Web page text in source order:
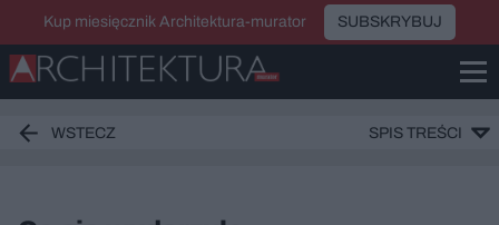
Kup miesięcznik Architektura-murator SUBSKRYBUJ
WSTECZ SPIS TREŚCI